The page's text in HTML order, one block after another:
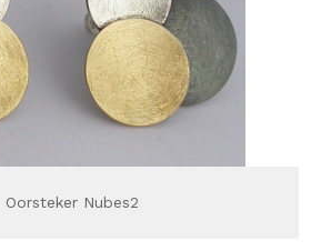
Oorsteker Nubes2